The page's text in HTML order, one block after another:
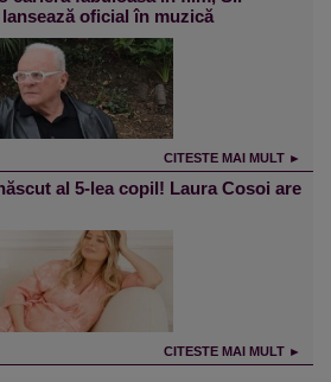
oficial în muzică
CITESTE MAI MULT ►
al 5-lea copil! Laura Cosoi are
CITESTE MAI MULT ►